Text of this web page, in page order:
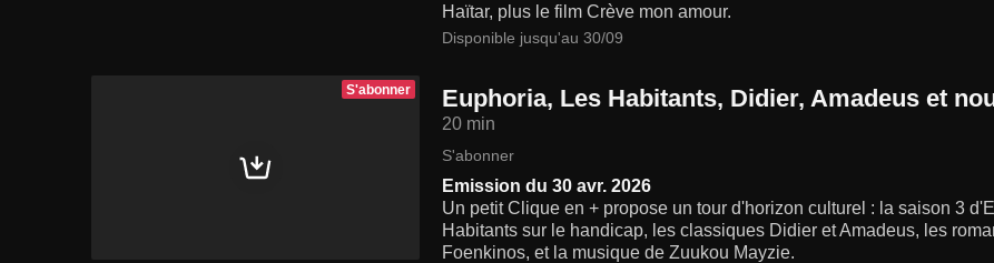
Haïtar, plus le film Crève mon amour.
Disponible jusqu'au 30/09
S'abonner Euphoria, Les Habitants, Didier, Amadeus et
20 min
S'abonner
Emission du 30 avr. 2026
Un petit Clique en + propose un tour d'horizon culturel : la saison 3
Habitants sur le handicap, les classiques Didier et Amadeus, les
Foenkinos, et la musique de Zuukou Mayzie.